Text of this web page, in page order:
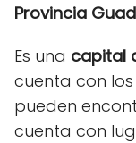
Provincia
Es una capital
cuenta con
pueden
cuenta con